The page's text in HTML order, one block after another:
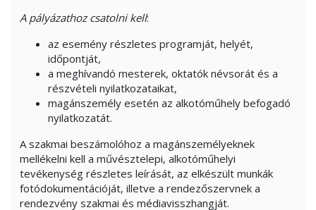
A pályázathoz csatolni kell:
az esemény részletes programját, helyét,
időpontját,
a meghívandó mesterek, oktatók névsorát és a
részvételi nyilatkozataikat,
magánszemély esetén az alkotóműhely befogadó
nyilatkozatát.
A szakmai beszámolóhoz a magánszemélyeknek
mellékelni kell a művésztelepi, alkotóműhelyi
tevékenység részletes leírását, az elkészült munkák
fotódokumentációját, illetve a rendezőszervnek a
rendezvény szakmai és médiavisszhangját.